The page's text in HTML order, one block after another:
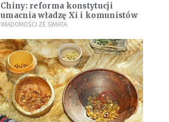
Chiny: reforma konstytucji
umacnia władzę Xi i komunistów
WIADOMOŚCI ZE ŚWIATA